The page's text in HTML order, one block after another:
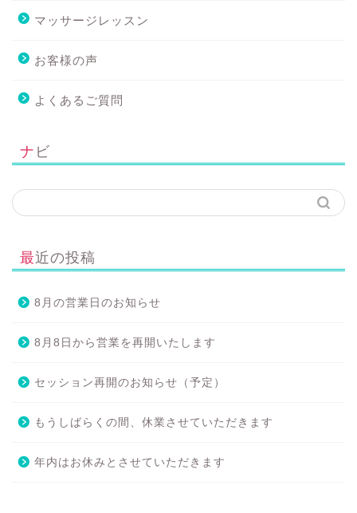
マッサージレッスン
お客様の声
よくあるご質問
ナビ
最近の投稿
8月の営業日のお知らせ
8月8日から営業を再開いたします
セッション再開のお知らせ（予定）
もうしばらくの間、休業させていただきます
年内はお休みとさせていただきます